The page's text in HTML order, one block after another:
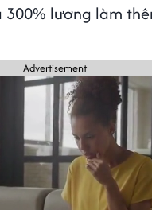
lương làm
Advertisement